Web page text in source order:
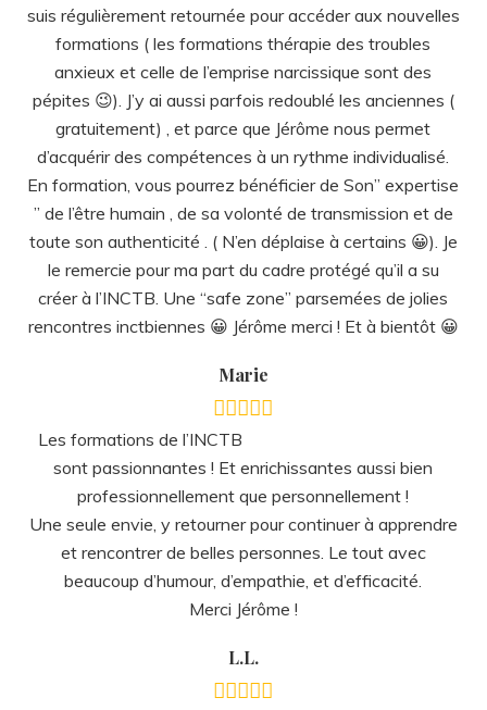
Marie
Les formations de l’INCTB
sont passionnantes ! Et enrichissantes aussi bien
professionnellement que personnellement !
Une seule envie, y retourner pour continuer à apprendre
et rencontrer de belles personnes. Le tout avec
beaucoup d’humour, d’empathie, et d’efficacité.
Merci Jérôme !
L.L.
Livre complet et efficace pour tout
praticien en hypnose. Description du stress post
traumatique, protocoles, outils, techniques..
Je recommande!!!
Myriam D
J’ai attendu quelques mois pour donner
un avis, le temps de pratiquer et aussi en raison du
énième bouquin sur l’hypnose mais d’un vrai manuel pour
les hypnothérapeutes ou les personnes pratiquant